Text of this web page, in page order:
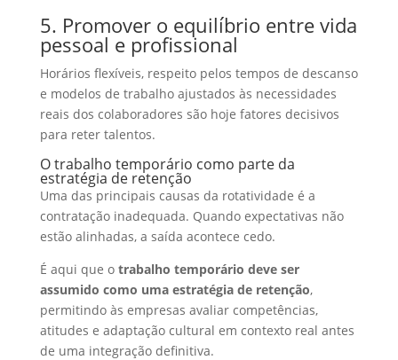
5. Promover o equilíbrio entre vida
pessoal e profissional
Horários flexíveis, respeito pelos tempos de descanso
e modelos de trabalho ajustados às necessidades
reais dos colaboradores são hoje fatores decisivos
para reter talentos.
O trabalho temporário como parte da
estratégia de retenção
Uma das principais causas da rotatividade é a
contratação inadequada. Quando expectativas não
estão alinhadas, a saída acontece cedo.
É aqui que o trabalho temporário deve ser
assumido como uma estratégia de retenção,
permitindo às empresas avaliar competências,
atitudes e adaptação cultural em contexto real antes
de uma integração definitiva.